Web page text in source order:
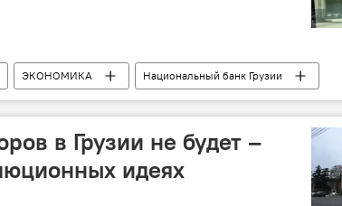
ЭКОНОМИКА
Национальный банк Грузии
в Грузии не будет –
идеях